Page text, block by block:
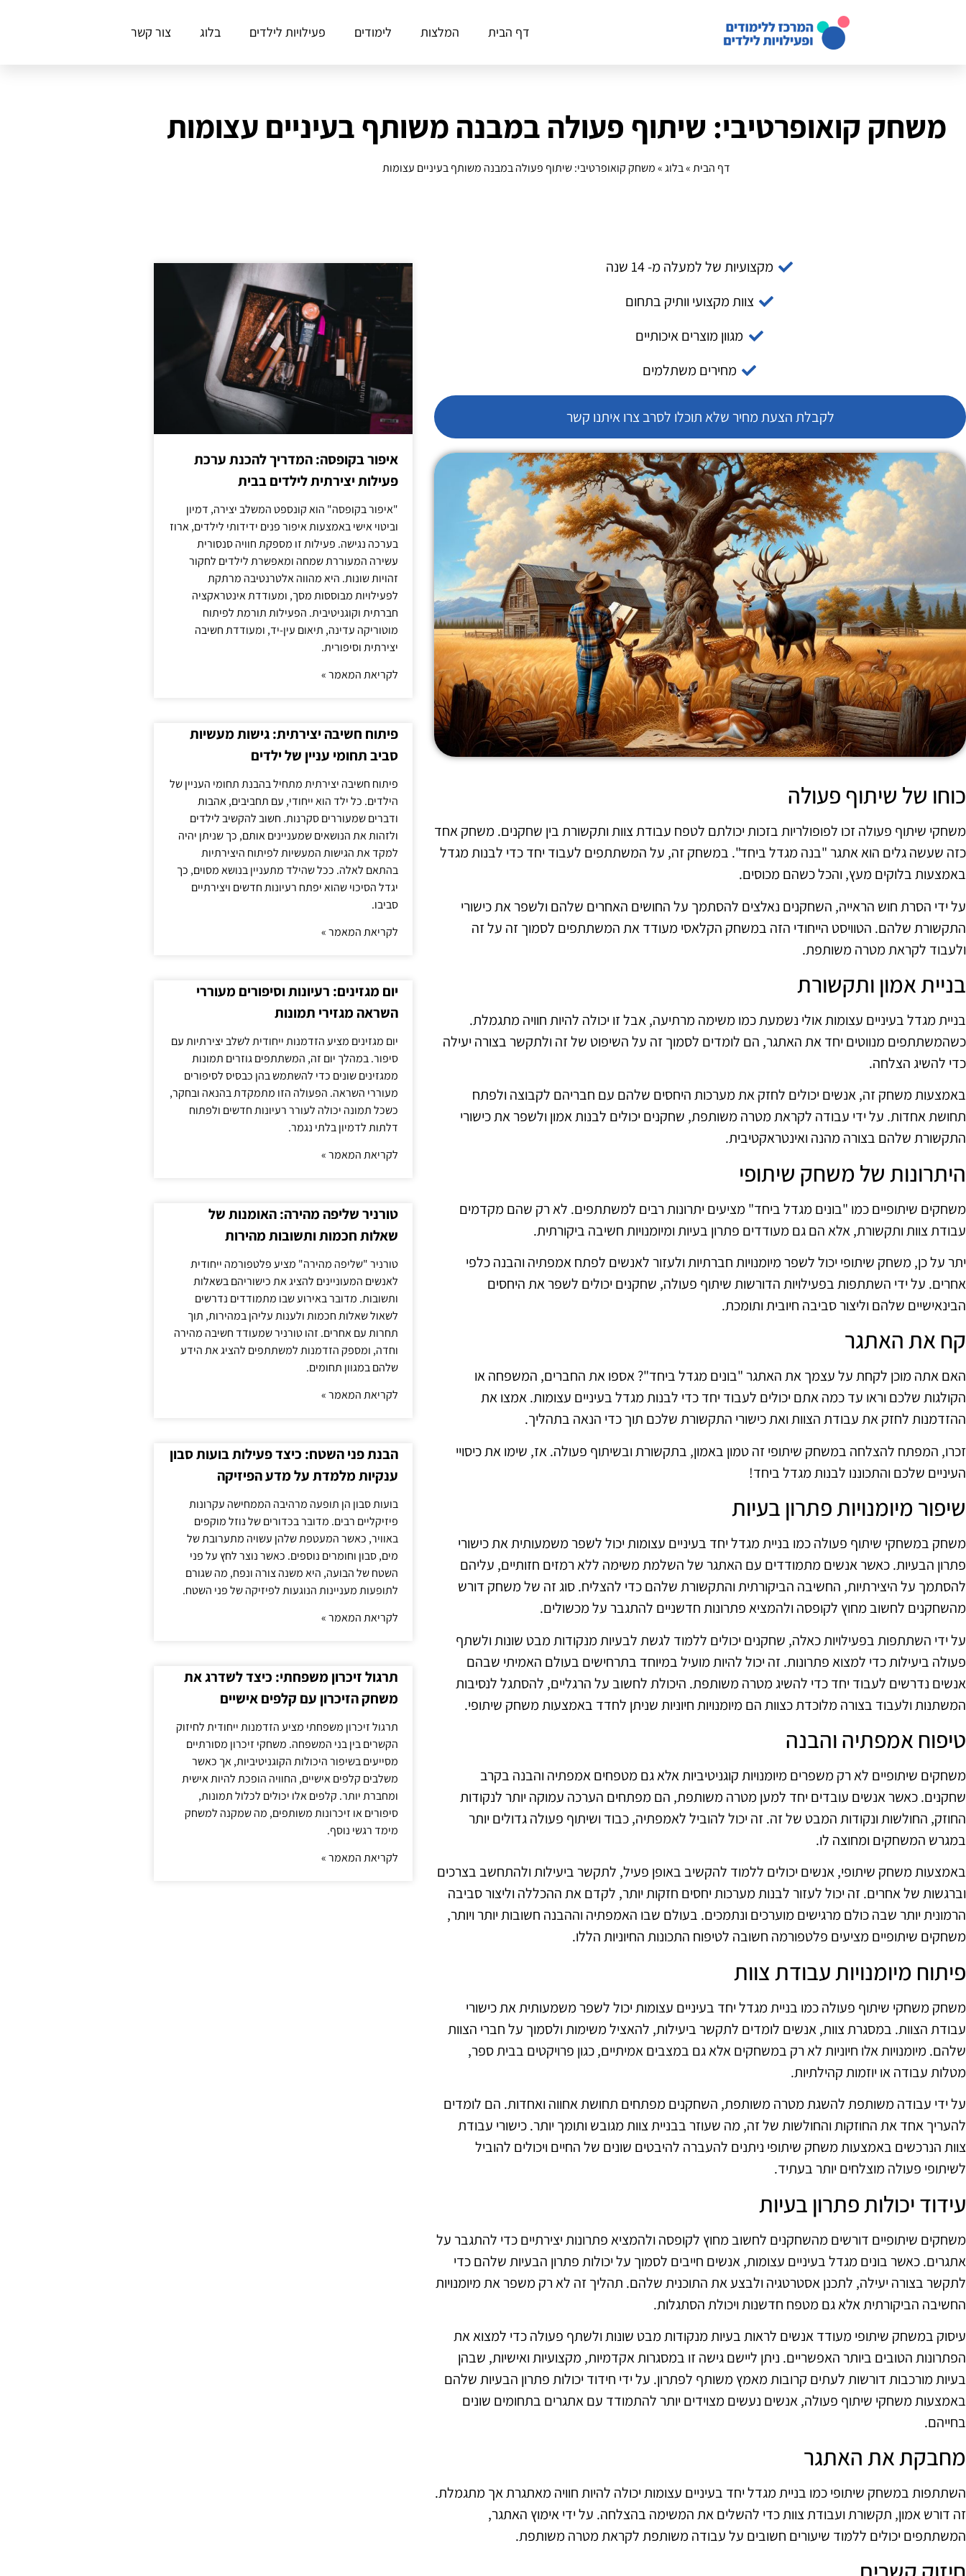
דף הבית המלצות לימודים פעילויות לילדים בלוג צור קשר
משחק קואופרטיבי: שיתוף פעולה במבנה משותף בעיניים עצומות
דף הבית»בלוג»משחק קואופרטיבי: שיתוף פעולה במבנה משותף בעיניים עצומות
מקצועיות של למעלה מ- 14 שנה
צוות מקצועי וותיק בתחום
מגוון מוצרים איכותיים
מחירים משתלמים
לקבלת הצעת מחיר שלא תוכלו לסרב צרו איתנו קשר
כוחו של שיתוף פעולה
משחקי שיתוף פעולה זכו לפופולריות בזכות יכולתם לטפח עבודת צוות ותקשורת בין שחקנים. משחק אחד
כזה שעשה גלים הוא אתגר "בנה מגדל ביחד". במשחק זה, על המשתתפים לעבוד יחד כדי לבנות מגדל
באמצעות בלוקים מעץ, והכל כשהם מכוסים.
על ידי הסרת חוש הראייה, השחקנים נאלצים להסתמך על החושים האחרים שלהם ולשפר את כישורי
התקשורת שלהם. הטוויסט הייחודי הזה במשחק הקלאסי מעודד את המשתתפים לסמוך זה על זה
ולעבוד לקראת מטרה משותפת.
בניית אמון ותקשורת
בניית מגדל בעיניים עצומות אולי נשמעת כמו משימה מרתיעה, אבל זו יכולה להיות חוויה מתגמלת.
כשהמשתתפים מנווטים יחד את האתגר, הם לומדים לסמוך זה על השיפוט של זה ולתקשר בצורה יעילה
כדי להשיג הצלחה.
באמצעות משחק זה, אנשים יכולים לחזק את מערכות היחסים שלהם עם חבריהם לקבוצה ולפתח
תחושת אחדות. על ידי עבודה לקראת מטרה משותפת, שחקנים יכולים לבנות אמון ולשפר את כישורי
התקשורת שלהם בצורה מהנה ואינטראקטיבית.
היתרונות של משחק שיתופי
משחקים שיתופיים כמו "בונים מגדל ביחד" מציעים יתרונות רבים למשתתפים. לא רק שהם מקדמים
עבודת צוות ותקשורת, אלא הם גם מעודדים פתרון בעיות ומיומנויות חשיבה ביקורתית.
יתר על כן, משחק שיתופי יכול לשפר מיומנויות חברתיות ולעזור לאנשים לפתח אמפתיה והבנה כלפי
אחרים. על ידי השתתפות בפעילויות הדורשות שיתוף פעולה, שחקנים יכולים לשפר את היחסים
הבינאישיים שלהם וליצור סביבה חיובית ותומכת.
קח את האתגר
האם אתה מוכן לקחת על עצמך את האתגר "בונים מגדל ביחד"? אספו את החברים, המשפחה או
הקולגות שלכם וראו עד כמה אתם יכולים לעבוד יחד כדי לבנות מגדל בעיניים עצומות. אמצו את
ההזדמנות לחזק את עבודת הצוות ואת כישורי התקשורת שלכם תוך כדי הנאה בתהליך.
זכרו, המפתח להצלחה במשחק שיתופי זה טמון באמון, בתקשורת ובשיתוף פעולה. אז, שימו את כיסויי
העיניים שלכם והתכוננו לבנות מגדל ביחד!
שיפור מיומנויות פתרון בעיות
משחק במשחקי שיתוף פעולה כמו בניית מגדל יחד בעיניים עצומות יכול לשפר משמעותית את כישורי
פתרון הבעיות. כאשר אנשים מתמודדים עם האתגר של השלמת משימה ללא רמזים חזותיים, עליהם
להסתמך על היצירתיות, החשיבה הביקורתית והתקשורת שלהם כדי להצליח. סוג זה של משחק דורש
מהשחקנים לחשוב מחוץ לקופסה ולהמציא פתרונות חדשניים להתגבר על מכשולים.
על ידי השתתפות בפעילויות כאלה, שחקנים יכולים ללמוד לגשת לבעיות מנקודות מבט שונות ולשתף
פעולה ביעילות כדי למצוא פתרונות. זה יכול להיות מועיל במיוחד בתרחישים בעולם האמיתי שבהם
אנשים נדרשים לעבוד יחד כדי להשיג מטרה משותפת. היכולת לחשוב על הרגליים, להסתגל לנסיבות
המשתנות ולעבוד בצורה מלוכדת כצוות הם מיומנויות חיוניות שניתן לחדד באמצעות משחק שיתופי.
טיפוח אמפתיה והבנה
משחקים שיתופיים לא רק משפרים מיומנויות קוגניטיביות אלא גם מטפחים אמפתיה והבנה בקרב
שחקנים. כאשר אנשים עובדים יחד למען מטרה משותפת, הם מפתחים הערכה עמוקה יותר לנקודות
החוזק, החולשות ונקודות המבט של זה. זה יכול להוביל לאמפתיה, כבוד ושיתוף פעולה גדולים יותר
במגרש המשחקים ומחוצה לו.
באמצעות משחק שיתופי, אנשים יכולים ללמוד להקשיב באופן פעיל, לתקשר ביעילות ולהתחשב בצרכים
וברגשות של אחרים. זה יכול לעזור לבנות מערכות יחסים חזקות יותר, לקדם את ההכללה וליצור סביבה
הרמונית יותר שבה כולם מרגישים מוערכים ונתמכים. בעולם שבו האמפתיה וההבנה חשובות יותר ויותר,
משחקים שיתופיים מציעים פלטפורמה חשובה לטיפוח התכונות החיוניות הללו.
פיתוח מיומנויות עבודת צוות
משחק משחקי שיתוף פעולה כמו בניית מגדל יחד בעיניים עצומות יכול לשפר משמעותית את כישורי
עבודת הצוות. במסגרת צוות, אנשים לומדים לתקשר ביעילות, להאציל משימות ולסמוך על חברי הצוות
שלהם. מיומנויות אלו חיוניות לא רק במשחקים אלא גם במצבים אמיתיים, כגון פרויקטים בבית ספר,
מטלות עבודה או יוזמות קהילתיות.
על ידי עבודה משותפת להשגת מטרה משותפת, השחקנים מפתחים תחושת אחווה ואחדות. הם לומדים
להעריך אחד את החוזקות והחולשות של זה, מה שעוזר בבניית צוות מגובש ותומך יותר. כישורי עבודת
צוות הנרכשים באמצעות משחק שיתופי ניתנים להעברה להיבטים שונים של החיים ויכולים להוביל
לשיתופי פעולה מוצלחים יותר בעתיד.
עידוד יכולות פתרון בעיות
משחקים שיתופיים דורשים מהשחקנים לחשוב מחוץ לקופסה ולהמציא פתרונות יצירתיים כדי להתגבר על
אתגרים. כאשר בונים מגדל בעיניים עצומות, אנשים חייבים לסמוך על יכולות פתרון הבעיות שלהם כדי
לתקשר בצורה יעילה, לתכנן אסטרטגיה ולבצע את התוכנית שלהם. תהליך זה לא רק משפר את מיומנויות
החשיבה הביקורתית אלא גם מטפח חדשנות ויכולת הסתגלות.
עיסוק במשחק שיתופי מעודד אנשים לראות בעיות מנקודות מבט שונות ולשתף פעולה כדי למצוא את
הפתרונות הטובים ביותר האפשריים. ניתן ליישם גישה זו במסגרות אקדמיות, מקצועיות ואישיות, שבהן
בעיות מורכבות דורשות לעתים קרובות מאמץ משותף לפתרון. על ידי חידוד יכולות פתרון הבעיות שלהם
באמצעות משחקי שיתוף פעולה, אנשים נעשים מצוידים יותר להתמודד עם אתגרים בתחומים שונים
בחייהם.
מחבקת את האתגר
השתתפות במשחק שיתופי כמו בניית מגדל יחד בעיניים עצומות יכולה להיות חוויה מאתגרת אך מתגמלת.
זה דורש אמון, תקשורת ועבודת צוות כדי להשלים את המשימה בהצלחה. על ידי אימוץ האתגר,
המשתתפים יכולים ללמוד שיעורים חשובים על עבודה משותפת לקראת מטרה משותפת.
איפור בקופסה: המדריך להכנת ערכת
פעילות יצירתית לילדים בבית
"איפור בקופסה" הוא קונספט המשלב יצירה, דמיון
וביטוי אישי באמצעות איפור פנים ידידותי לילדים, ארוז
בערכה נגישה. פעילות זו מספקת חוויה סנסורית
עשירה המעוררת שמחה ומאפשרת לילדים לחקור
זהויות שונות. היא מהווה אלטרנטיבה מרתקת
לפעילויות מבוססות מסך, ומעודדת אינטראקציה
חברתית וקוגניטיבית. הפעילות תורמת לפיתוח
מוטוריקה עדינה, תיאום עין-יד, ומעודדת חשיבה
יצירתית וסיפורית.
לקריאת המאמר »
פיתוח חשיבה יצירתית: גישות מעשיות
סביב תחומי עניין של ילדים
פיתוח חשיבה יצירתית מתחיל בהבנת תחומי העניין של
הילדים. כל ילד הוא ייחודי, עם תחביבים, אהבות
ודברים שמעוררים סקרנות. חשוב להקשיב לילדים
ולזהות את הנושאים שמעניינים אותם, כך שניתן יהיה
למקד את הגישות המעשיות לפיתוח היצירתיות
בהתאם לאלה. ככל שהילד מתעניין בנושא מסוים, כך
יגדל הסיכוי שהוא יפתח רעיונות חדשים ויצירתיים
סביבו.
לקריאת המאמר »
יום מגזינים: רעיונות וסיפורים מעוררי
השראה מגזירי תמונות
יום מגזינים מציע הזדמנות ייחודית לשלב יצירתיות עם
סיפור. במהלך יום זה, המשתתפים גוזרים תמונות
ממגזינים שונים כדי להשתמש בהן כבסיס לסיפורים
מעוררי השראה. הפעולה הזו מתמקדת בהנאה ובחקר,
כשכל תמונה יכולה לעורר רעיונות חדשים ולפתוח
דלתות לדמיון בלתי נגמר.
לקריאת המאמר »
טורניר שליפה מהירה: האומנות של
שאלות חכמות ותשובות מהירות
טורניר "שליפה מהירה" מציע פלטפורמה ייחודית
לאנשים המעוניינים להציג את כישוריהם בשאלות
ותשובות. מדובר באירוע שבו מתמודדים נדרשים
לשאול שאלות חכמות ולענות עליהן במהירות, תוך
תחרות עם אחרים. זהו טורניר שמעודד חשיבה מהירה
וחדה, ומספק הזדמנות למשתתפים להציג את הידע
שלהם במגוון תחומים.
לקריאת המאמר »
הבנת פני השטח: כיצד פעילות בועות סבון
ענקיות מלמדת על מדע הפיזיקה
בועות סבון הן תופעה מרהיבה הממחישה עקרונות
פיזיקליים רבים. מדובר בכדורים של נוזל מוקפים
באוויר, כאשר המעטפת שלהן עשויה מתערובת של
מים, סבון וחומרים נוספים. כאשר נוצר לחץ על פני
השטח של הבועה, היא משנה צורה ונפח, מה שגורם
לתופעות מעניינות הנוגעות לפיזיקה של פני השטח.
לקריאת המאמר »
תרגול זיכרון משפחתי: כיצד לשדרג את
משחק הזיכרון עם קלפים אישיים
תרגול זיכרון משפחתי מציע הזדמנות ייחודית לחיזוק
הקשרים בין בני המשפחה. משחקי זיכרון מסורתיים
מסייעים בשיפור היכולות הקוגניטיביות, אך כאשר
משלבים קלפים אישיים, החוויה הופכת להיות אישית
ומחברת יותר. קלפים אלו יכולים לכלול תמונות,
סיפורים או זיכרונות משותפים, מה שמקנה למשחק
מימד רגשי נוסף.
לקריאת המאמר »